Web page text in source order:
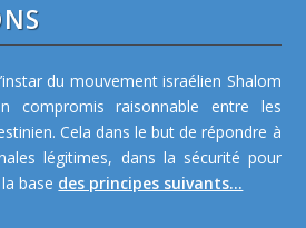
du mouvement israélien Shalom
compromis raisonnable entre les
Cela dans le but de répondre à
légitimes, dans la sécurité pour
base des principes suivants...